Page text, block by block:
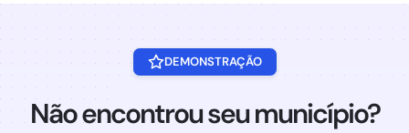
DEMONSTRAÇÃO
Não encontrou seu município?